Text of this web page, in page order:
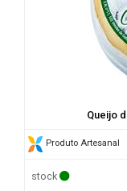
Queijo
Produto Artesanal
stock